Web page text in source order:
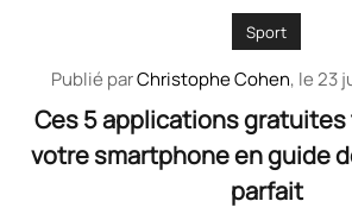
Sport
Publié parChristophe Cohen, le23
Ces 5 applications
votre smartphone en guide
parfait